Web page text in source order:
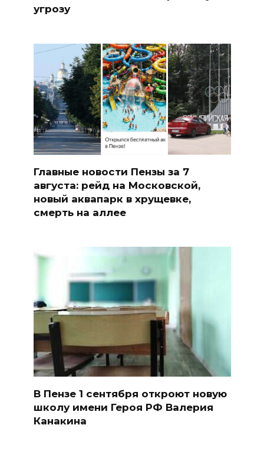
угрозу
Главные новости Пензы за 7
августа: рейд на Московской,
новый аквапарк в хрущевке,
смерть на аллее
В Пензе 1 сентября откроют новую
школу имени Героя РФ Валерия
Канакина